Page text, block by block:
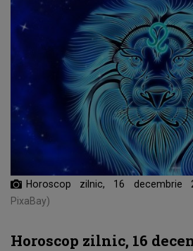
Horoscop zilnic, 16 decembrie
PixaBay)
Horoscop zilnic, 16